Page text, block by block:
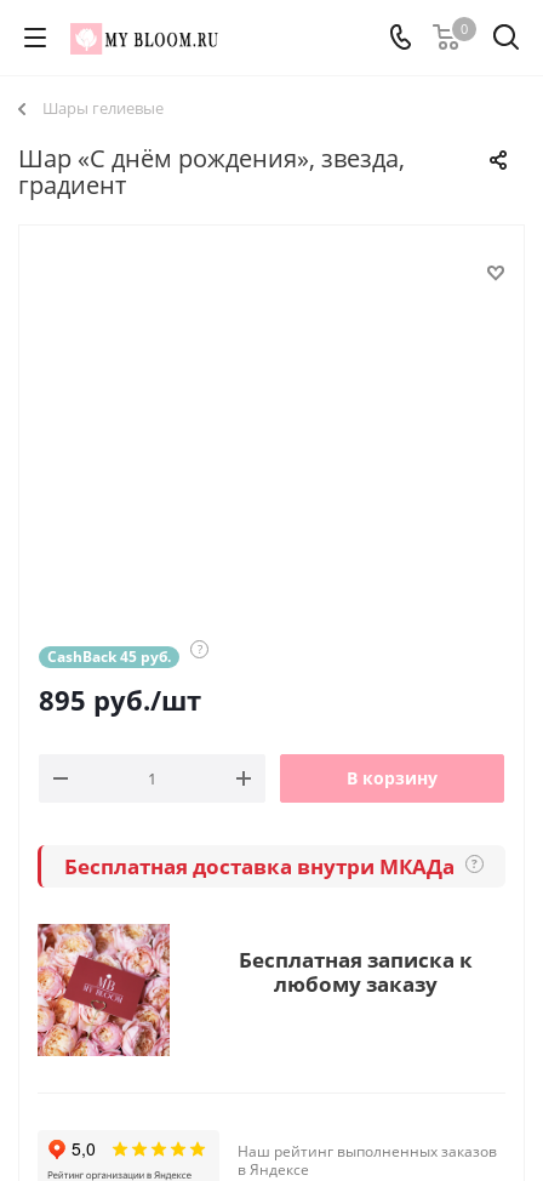
0
Шары гелиевые
Шар «С днём рождения», звезда,
градиент
CashBack 45 руб. ?
895 руб./шт
В корзину
Бесплатная доставка внутри МКАДа ?
Бесплатная записка к
любому заказу
Наш рейтинг выполненных заказов
в Яндексе